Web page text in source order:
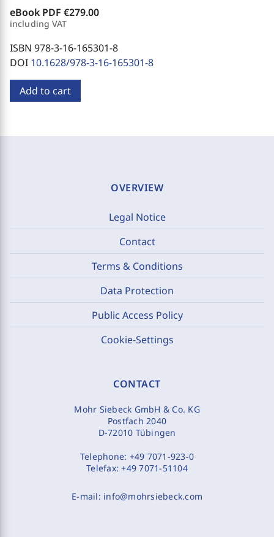
eBook PDF €279.00
including VAT
ISBN 978-3-16-165301-8
DOI 10.1628/978-3-16-165301-8
Add to cart
OVERVIEW
Legal Notice
Contact
Terms & Conditions
Data Protection
Public Access Policy
Cookie-Settings
CONTACT
Mohr Siebeck GmbH & Co. KG
Postfach 2040
D-72010 Tübingen
Telephone: +49 7071-923-0
Telefax:+49 7071-51104
E-mail: info@mohrsiebeck.com